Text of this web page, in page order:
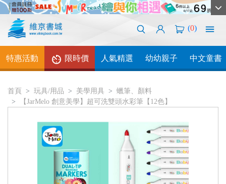
(0)
特惠活動 限時價 人氣精選 幼幼親子 中文童書
首頁 玩具/用品 美學用具
蠟筆、顏料
【JarMelo 創意美學】超可洗雙頭水彩筆【12色】